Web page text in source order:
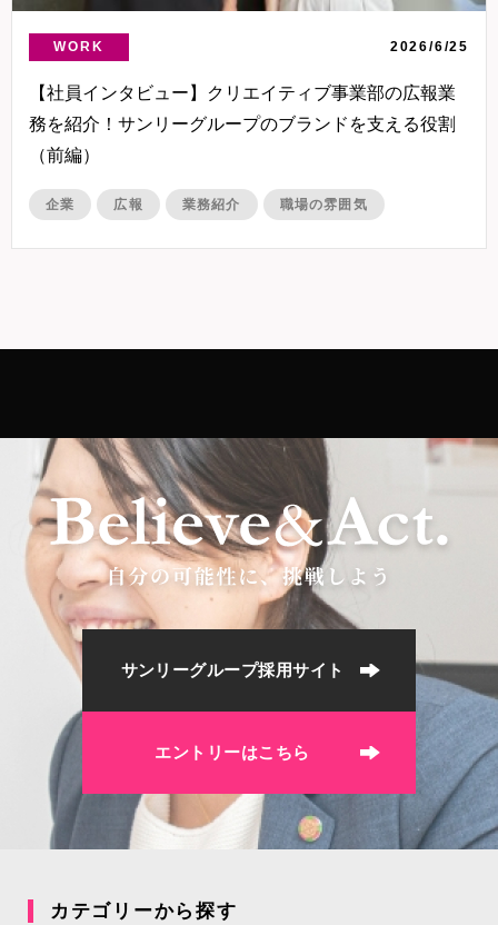
WORK 2026/6/25
【社員インタビュー】クリエイティブ事業部の広報業
務を紹介！サンリーグループのブランドを支える役割
（前編）
企業 広報 業務紹介 職場の雰囲気
サンリーグループ採用サイト
エントリーはこちら
カテゴリーから探す